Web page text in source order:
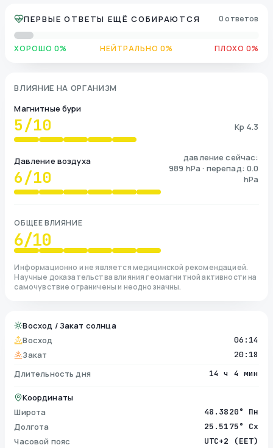
ПЕРВЫЕ ОТВЕТЫ ЕЩЁ СОБИРАЮТСЯ 0 ответов
ХОРОШО 0% НЕЙТРАЛЬНО 0% ПЛОХО 0%
ВЛИЯНИЕ НА ОРГАНИЗМ
Магнитные бури
5/10 Kp 4.3
Давление воздуха
6/10
давление сейчас:
989 hPa · перепад: 0.0
hPa
ОБЩЕЕ ВЛИЯНИЕ
6/10
Информационно и не является медицинской рекомендацией.
Научные доказательства влияния геомагнитной активности на
самочувствие ограничены и неоднозначны.
Восход / Закат солнца
Восход
06:14
Закат 20:18
Длительность дня 14 ч 4 мин
Координаты
Широта
48.3820° Пн
Долгота 25.5175° Сх
Часовой пояс UTC+2 (EET)